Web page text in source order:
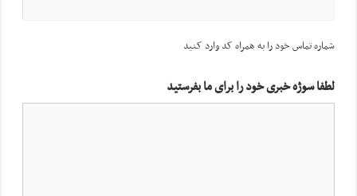
شماره تماس خود را به همراه کد وارد کنید
لطفا سوژه خبری خود را برای ما بفرستید